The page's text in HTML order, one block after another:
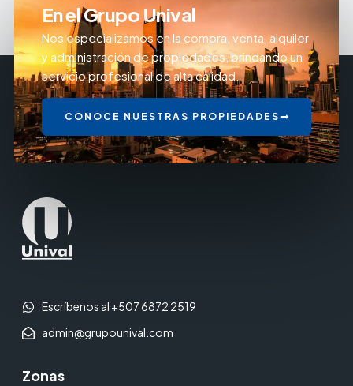
En el Grupo Unival
Nos especializamos en la compra, venta, alquiler
y administración de propiedades, brindando un
servicio profesional de alta calidad.
CONOCE NUESTRAS PROPIEDADES
Escríbenos al +507 6872 2519
admin@grupounival.com
Zonas